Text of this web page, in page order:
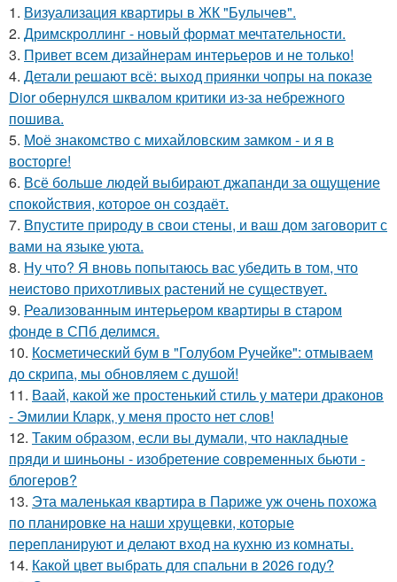
1. Визуализация квартиры в ЖК "Булычев".
2. Дримскроллинг - новый формат мечтательности.
3. Привет всем дизайнерам интерьеров и не только!
4. Детали решают всё: выход приянки чопры на показе
Dior обернулся шквалом критики из-за небрежного
пошива.
5. Моё знакомство с михайловским замком - и я в
восторге!
6. Всё больше людей выбирают джапанди за ощущение
спокойствия, которое он создаёт.
7. Впустите природу в свои стены, и ваш дом заговорит с
вами на языке уюта.
8. Ну что? Я вновь попытаюсь вас убедить в том, что
неистово прихотливых растений не существует.
9. Реализованным интерьером квартиры в старом
фонде в СПб делимся.
10. Косметический бум в "Голубом Ручейке": отмываем
до скрипа, мы обновляем с душой!
11. Ваай, какой же простенький стиль у матери драконов
- Эмилии Кларк, у меня просто нет слов!
12. Таким образом, если вы думали, что накладные
пряди и шиньоны - изобретение современных бьюти -
блогеров?
13. Эта маленькая квартира в Париже уж очень похожа
по планировке на наши хрущевки, которые
перепланируют и делают вход на кухню из комнаты.
14. Какой цвет выбрать для спальни в 2026 году?